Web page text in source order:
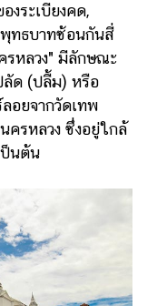
งระเบียงคด,
ทธบาทซ้อนกันสี่
รหลวง" มีลักษณะ
ลัด (ปลื้ม) หรือ
อยจากวัดเทพ
ครหลวง ซึ่งอยู่ใกล้
ป็นต้น